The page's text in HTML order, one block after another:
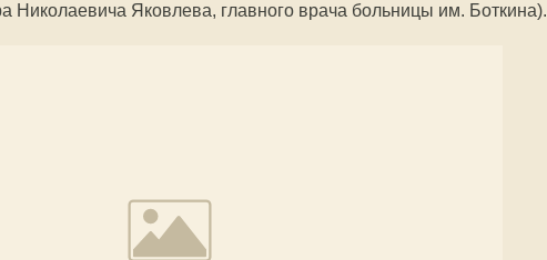
Николаевича Яковлева, главного врача больницы им. Боткина).